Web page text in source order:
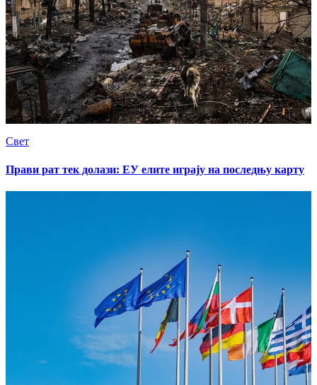
Свет
Прави рат тек долази: ЕУ елите играју на последњу карту